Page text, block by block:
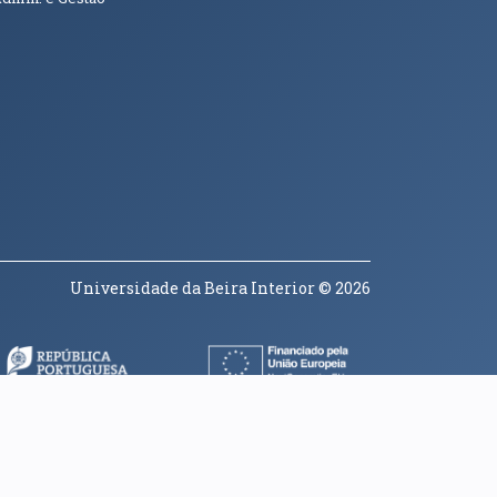
Universidade da Beira Interior© 2026
janela) (abre em nova janela)